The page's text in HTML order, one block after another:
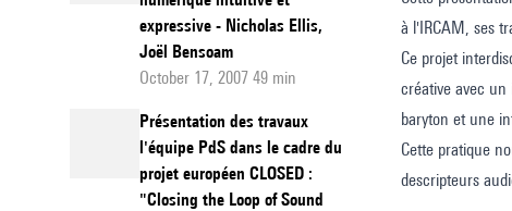
expressive - Nicholas Ellis,
Joël Bensoam
October 17, 2007 49 min
Présentation des travaux
l'équipe PdS dans le cadre du
projet européen CLOSED :
"Closing the Loop of Sound
Cocréation.
Une
pratique
musicale
à l'IRCAM, ses
Ce projet
créative avec
baryton et une
Cette pratique
descripteurs